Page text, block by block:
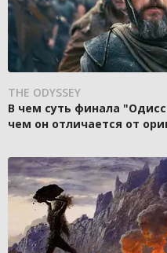
THE ODYSSEY
В чем суть финала
чем он отличается от